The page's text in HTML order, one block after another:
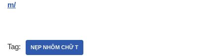
m/
Tag: NẸP NHÔM CHỮ T